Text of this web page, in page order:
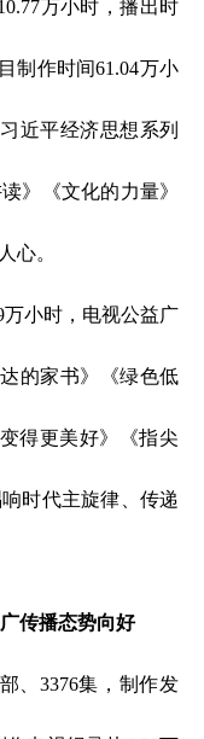
万小时，播出时
制作时间61.04万小
近平经济思想系列
》《文化的力量》
心。
万小时，电视公益广
的家书》《绿色低
得更美好》《指尖
时代主旋律、传递
传播态势向好
、3376集，制作发